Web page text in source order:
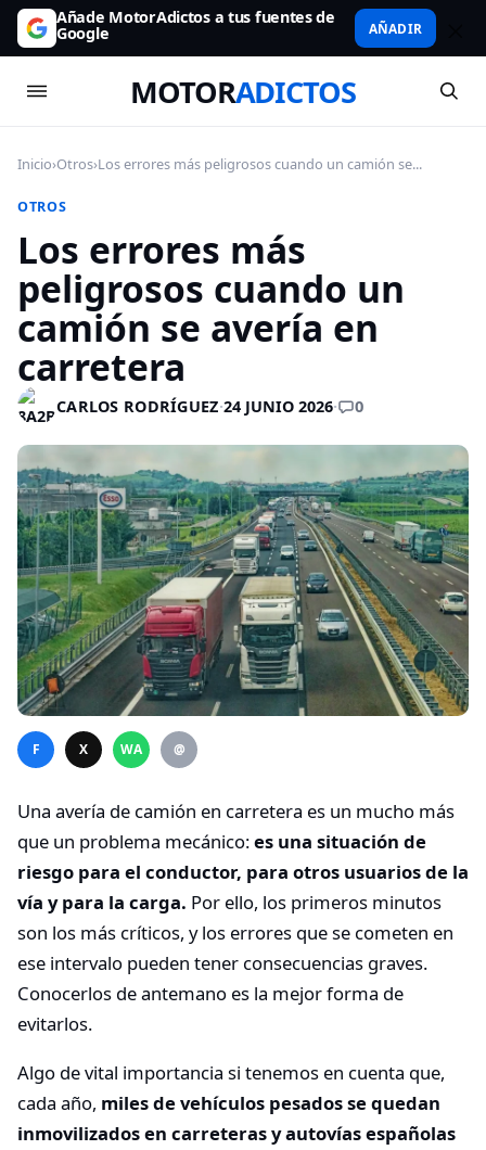
Añade MotorAdictos a tus fuentes de
Google AÑADIR
MOTORADICTOS
Inicio›Otros›Los errores más peligrosos cuando un camión se...
OTROS
Los errores más
peligrosos cuando un
camión se avería en
carretera
CARLOS RODRÍGUEZ·24 JUNIO 2026· 0
F X WA @
Una avería de camión en carretera es un mucho más
que un problema mecánico:es una situación de
riesgo para el conductor, para otros usuarios de la
vía y para la carga. Por ello, los primeros minutos
son los más críticos, y los errores que se cometen en
ese intervalo pueden tener consecuencias graves.
Conocerlos de antemano es la mejor forma de
evitarlos.
Algo de vital importancia si tenemos en cuenta que,
cada año, miles de vehículos pesados se quedan
inmovilizados en carreteras y autovías españolas